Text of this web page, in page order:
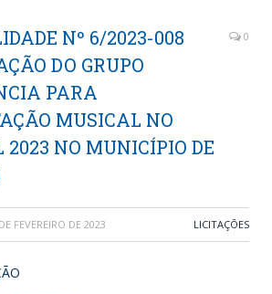
Nº 6/2023-008
DO GRUPO
PARA
MUSICAL NO
2023 NO MUNICÍPIO DE
0
FEVEREIRO DE 2023 LICITAÇÕES